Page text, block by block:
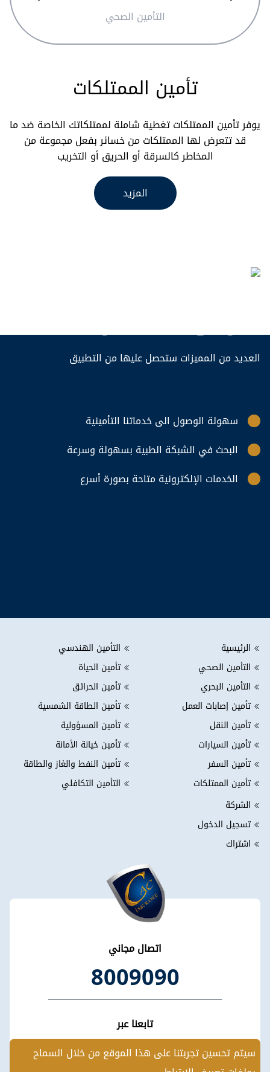
التأمين الصحي
تأمين الممتلكات
يوفر تأمين الممتلكات تغطية شاملة لممتلكاتك الخاصة ضد ما
قد تتعرض لها الممتلكات من خسائر بفعل مجموعة من
المخاطر كالسرقة أو الحريق أو التخريب
المزيد
العديد من المميزات ستحصل عليها من التطبيق
سهولة الوصول الى خدماتنا التأمينية
البحث في الشبكة الطبية بسهولة وسرعة
الخدمات الإلكترونية متاحة بصورة أسرع
سيتم تحسين تجربتنا على هذا الموقع من خلال السماح
الرئيسية
التأمين الصحي
التأمين البحري
تأمين إصابات العمل
تأمين النقل
تأمين السيارات
تأمين السفر
تأمين الممتلكات
التأمين الهندسي
تأمين الحياة
تأمين الحرائق
تأمين الطاقة الشمسية
تأمين المسؤولية
تأمين خيانة الأمانة
تأمين النفط والغاز والطاقة
التأمين التكافلي
الشركة
تسجيل الدخول
اشتراك
اتصال مجاني
8009090
تابعنا عبر